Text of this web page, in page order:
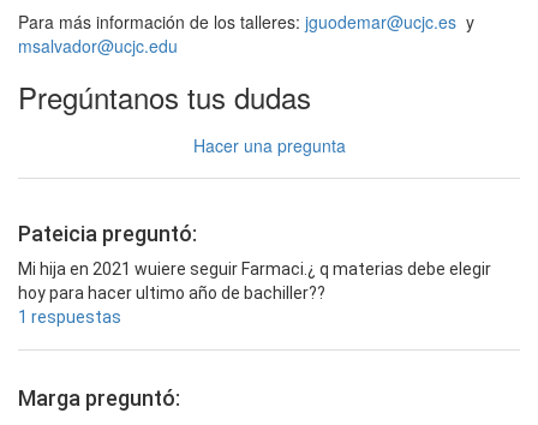
Para más información de los talleres: jguodemar@ucjc.es y
msalvador@ucjc.edu
Pregúntanos tus dudas
Hacer una pregunta
Pateicia preguntó:
Mi hija en 2021 wuiere seguir Farmaci.¿ q materias debe elegir
hoy para hacer ultimo año de bachiller??
1 respuestas
Marga preguntó: